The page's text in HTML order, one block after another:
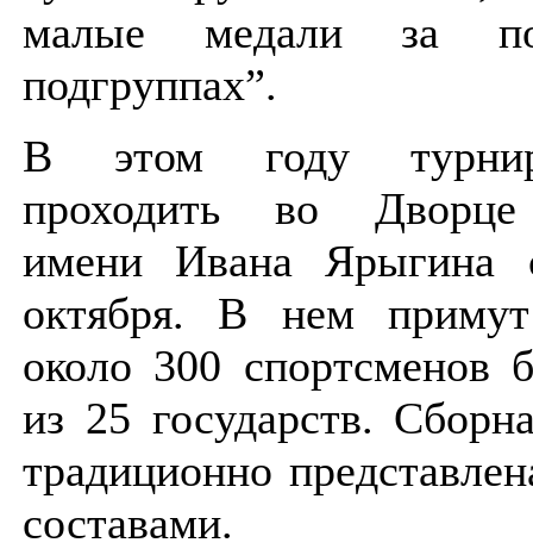
малые медали за
подгруппах”.
В этом году
проходить во
имени Ивана
октября. В нем примут
около 300 спортсменов
из 25 государств.
традиционно
составами.